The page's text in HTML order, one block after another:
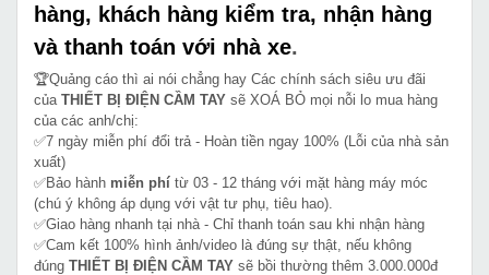
hàng, khách hàng kiểm tra, nhận hàng
và thanh toán với nhà xe.
🏆Quảng cáo thì ai nói chẳng hay Các chính sách siêu ưu đãi
của THIẾT BỊ ĐIỆN CẦM TAY sẽ XOÁ BỎ mọi nỗi lo mua hàng
của các anh/chị:
✅7 ngày miễn phí đổi trả - Hoàn tiền ngay 100% (Lỗi của nhà sản
xuất)
✅Bảo hành miễn phí từ 03 - 12 tháng với mặt hàng máy móc
(chú ý không áp dụng với vật tư phụ, tiêu hao).
✅Giao hàng nhanh tại nhà - Chỉ thanh toán sau khi nhận hàng
✅Cam kết 100% hình ảnh/video là đúng sự thật, nếu không
đúng THIẾT BỊ ĐIỆN CẦM TAY sẽ bồi thường thêm 3.000.000đ